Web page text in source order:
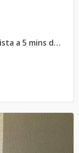
Apartamento en venta en Bella Vista a 5 mins de Downtown Center